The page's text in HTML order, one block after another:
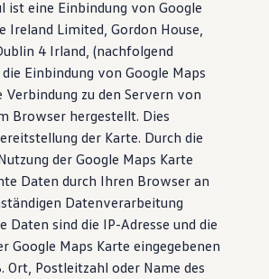
ist eine Einbindung von Google
Ireland Limited, Gordon House,
4 Irland, (nachfolgend
die Einbindung von Google Maps
zu den Servern von
Browser hergestellt. Dies
der Karte. Durch die
der Google Maps Karte
Daten durch Ihren Browser an
Datenverarbeitung
Daten sind die IP-Adresse und die
Google Maps Karte eingegebenen
Ort, Postleitzahl oder Name des